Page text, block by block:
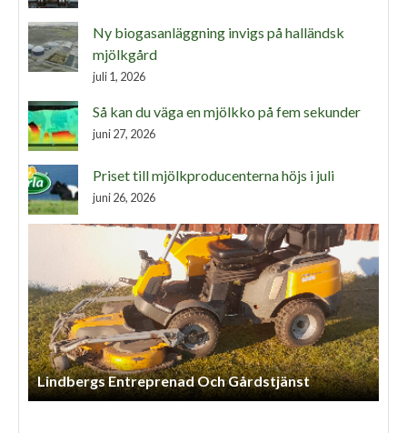
Ny biogasanläggning invigs på halländsk
mjölkgård
juli 1, 2026
Så kan du väga en mjölkko på fem sekunder
juni 27, 2026
Priset till mjölkproducenterna höjs i juli
juni 26, 2026
Lindbergs Entreprenad Och Gårdstjänst